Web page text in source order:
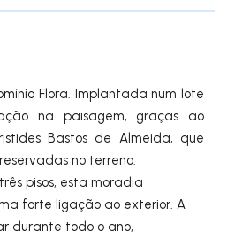
Flora. Implantada num lote
na paisagem, graças ao
Bastos de Almeida, que
no terreno.
pisos, esta moradia
forte ligação ao exterior. A
durante todo o ano,